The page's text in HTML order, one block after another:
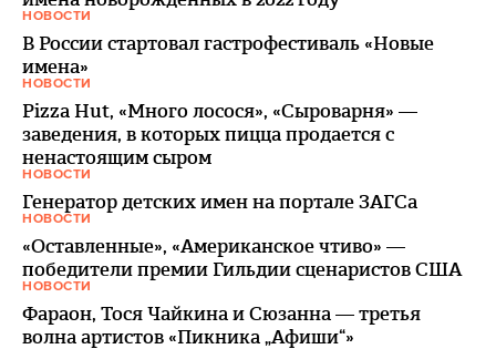
НОВОСТИ
В России стартовал гастрофестиваль «Новые
имена»
НОВОСТИ
Pizza Hut, «Много лосося», «Сыроварня» —
заведения, в которых пицца продается с
ненастоящим сыром
НОВОСТИ
Генератор детских имен на портале ЗАГСа
НОВОСТИ
«Оставленные», «Американское чтиво» —
победители премии Гильдии сценаристов США
НОВОСТИ
Фараон, Тося Чайкина и Сюзанна — третья
волна артистов «Пикника „Афиши“»